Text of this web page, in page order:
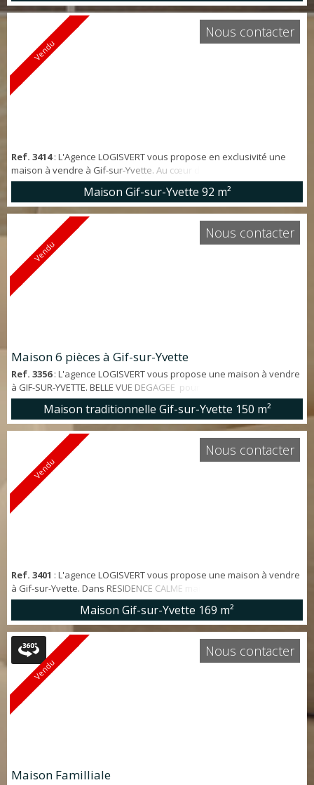
TERRASSE et JARDIN ARBORE, cuisine aménagée, cellier/chaufferie,
wc. Le 1er étage dessert 3 chambres avec placards dont une SUITE
PARENTA...
Vendu
Ref. 3414: L'Agence LOGISVERT vous propose en exclusivité une
maison à vendre à Gif-sur-Yvette. Au cœur de la vallée, dans un
secteur recherché pour son calme, maison avec beau potentiel
d'env. 92 m², avec jardin. * Emplacement - A moins de 14' à pied des
écoles , - Gare RER B à 20' - Commerces de proximité (pharmacie,
boulangerie, supermarché) à 15' *Points forts - Terrain divisible -
Possibilit...
Maison Gif-sur-Yvette 92 m²
Nous contacter
Vendu
Maison 6 pièces à Gif-sur-Yvette
Ref. 3356: L'agence LOGISVERT vous propose une maison à vendre
à GIF-SUR-YVETTE. BELLE VUE DEGAGEE pour cette maison située
dans le quartier de la Hacquinière, 6 pièces de 150 m² offrant:
grande entrée avec PLACARDS, séjour et salle à manger ouvrants
sur TERRASSE, cuisine équipée, 4 chambres , salle de bains, salle
d'eau, 2 WC . SOUS SOL TOTAL. Garage 1 voiture. TOITURE et
FENETRES réce...
Maison traditionnelle Gif-sur-Yvette 150 m²
Nous contacter
Vendu
Ref. 3401 : L'agence LOGISVERT vous propose une maison à vendre
à Gif-sur-Yvette. Dans RESIDENCE CALME maison 8 Pièces de 169m²
offrant: entrée , salle à manger, CUISINE entièrement équipée,
SÉJOUR LUMINEUX de 38 m² ouvrant sur TERRASSE et très beau
JARDIN ARBORE, 4 chambres dont une SUITE PARENTALE avec
dressing, salle d'eau, salle de bains, 2 WC. GARAGE. Abris de jardin.
Le tout sur PARCELLE...
Maison Gif-sur-Yvette 169 m²
Nous contacter
Vendu
Maison Familliale
Nous contacter